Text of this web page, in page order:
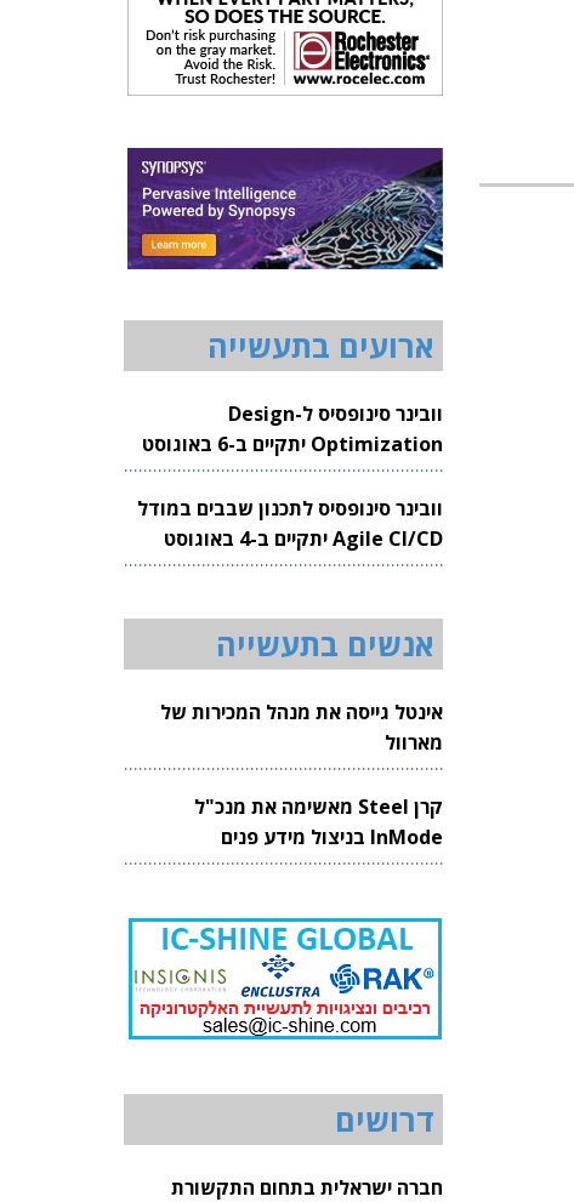
ארועים בתעשייה
וובינר סינופסיס ל-Design
Optimization יתקיים ב-6 באוגוסט
2026
וובינר סינופסיס לתכנון שבבים במודל
Agile CI/CD יתקיים ב-4 באוגוסט
2026
אנשים בתעשייה
אינטל גייסה את מנהל המכירות של
מארוול
קרן Steel מאשימה את מנכ"ל
InMode בניצול מידע פנים
דרושים
חברה ישראלית בתחום התקשורת